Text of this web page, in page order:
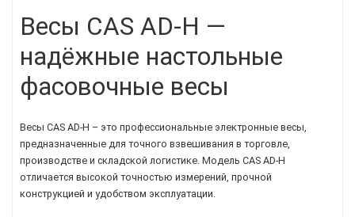
Весы CAS AD-H —
надёжные настольные
фасовочные весы
Весы CAS AD-H – это профессиональные электронные весы,
предназначенные для точного взвешивания в торговле,
производстве и складской логистике. Модель CAS AD-H
отличается высокой точностью измерений, прочной
конструкцией и удобством эксплуатации.